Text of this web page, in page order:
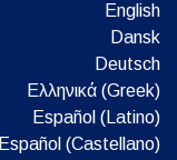
English
Dansk
Deutsch
Ελληνικά (Greek)
Español (Latino)
Español (Castellano)